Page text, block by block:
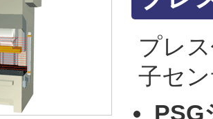
プレ
子セ
PSG